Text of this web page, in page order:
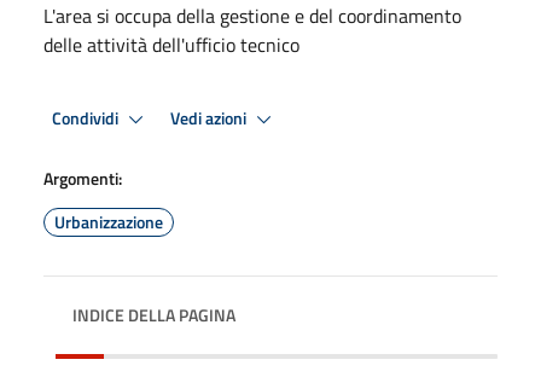
L'area si occupa della gestione e del coordinamento
delle attività dell'ufficio tecnico
Condividi Vedi azioni
Argomenti:
Urbanizzazione
INDICE DELLA PAGINA